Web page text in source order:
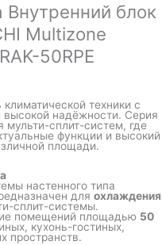
блок
Multizone
50RPE
техники с
высокой надёжности. Серия
мульти-сплит-систем, где
функции и высокий
площади.
настенного типа
для охлаждения
сплит-системы.
помещений площадью 50
кухонь-гостиных,
пространств.